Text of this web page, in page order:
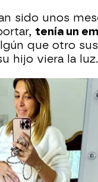
sido unos
tenía un
que otro
hijo viera la luz.
Gisela